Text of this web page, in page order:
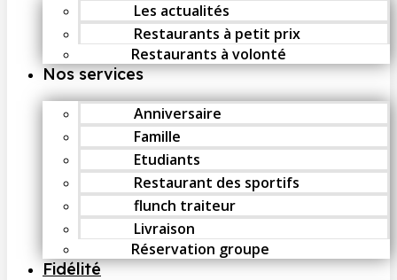
Les actualités
Restaurants à petit prix
Restaurants à volonté
Nos services
Anniversaire
Famille
Etudiants
Restaurant des sportifs
flunch traiteur
Livraison
Réservation groupe
Fidélité